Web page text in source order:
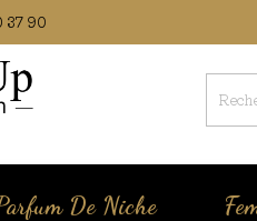
37 90
De Niche